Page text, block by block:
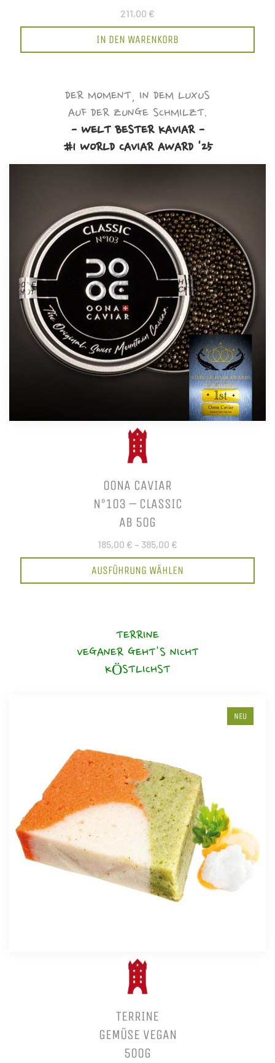
211,00 €
IN DEN WARENKORB
DER MOMENT, IN DEM LUXUS
AUF DER ZUNGE SCHMILZT.
- WELT BESTER KAVIAR -
#1 WORLD CAVIAR AWARD '25
OONA CAVIAR
N°103 – CLASSIC
AB 50G
185,00 € – 385,00 €
AUSFÜHRUNG WÄHLEN
TERRINE
VEGANER GEHT'S NICHT
KÖSTLICHST
NEU
TERRINE
GEMÜSE VEGAN
500G